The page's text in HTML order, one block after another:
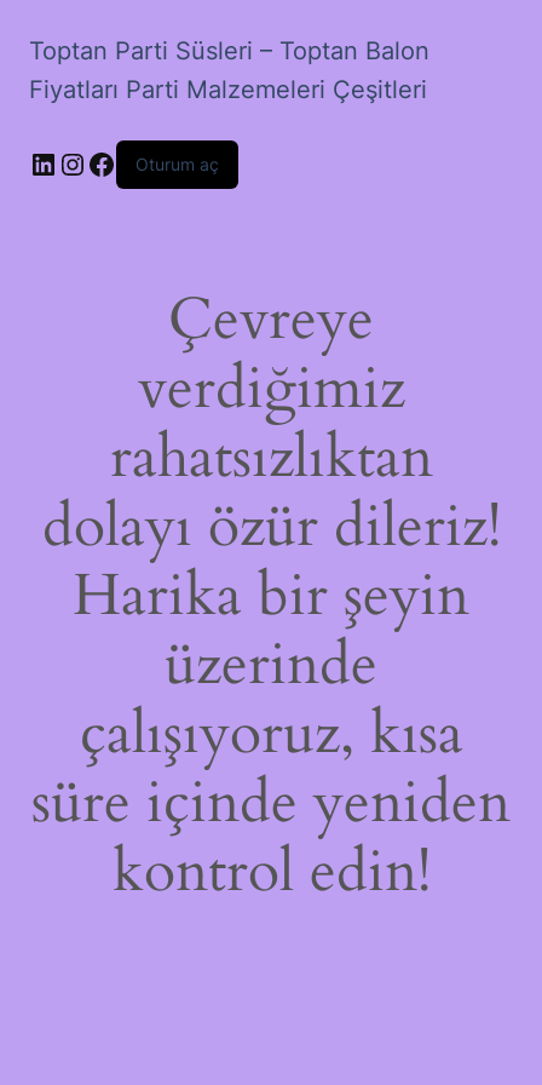
Toptan Parti Süsleri – Toptan Balon
Fiyatları Parti Malzemeleri Çeşitleri
LinkedIn
Instagram
Facebook
Oturum aç
Çevreye
verdiğimiz
rahatsızlıktan
dolayı özür dileriz!
Harika bir şeyin
üzerinde
çalışıyoruz, kısa
süre içinde yeniden
kontrol edin!